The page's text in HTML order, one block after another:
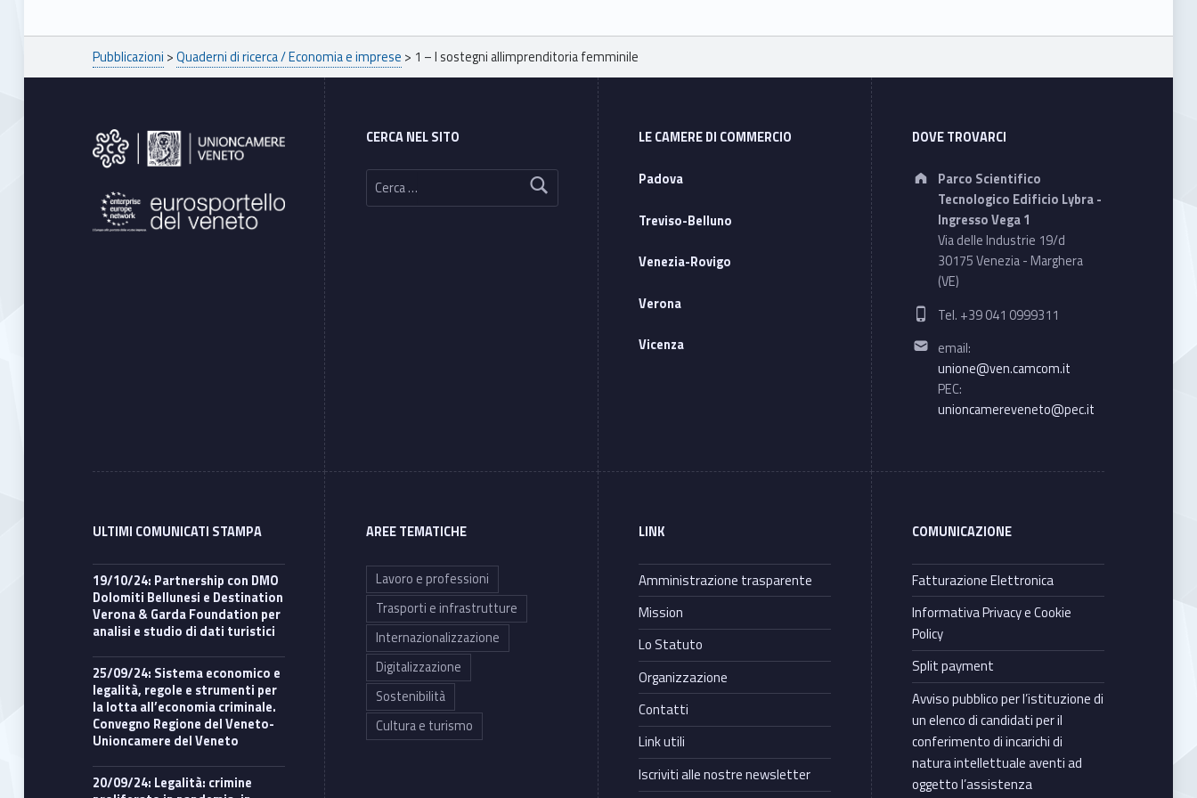
Breadcrumbs navigation
Pubblicazioni >Quaderni di ricerca / Economia e imprese > 1 – I sostegni allimprenditoria femminile
Footer sidebar
CERCA NEL SITO
Ricerca per:
LE CAMERE DI COMMERCIO
Padova
Treviso-Belluno
Venezia-Rovigo
Verona
Vicenza
DOVE TROVARCI
Address:
Parco Scientifico
Tecnologico Edificio Lybra -
Ingresso Vega 1
Via delle Industrie 19/d
30175 Venezia - Marghera
(VE)
Phone number:
Tel. +39 041 0999311
Email address:
email:
unione@ven.camcom.it
PEC:
unioncamereveneto@pec.it
ULTIMI COMUNICATI STAMPA
19/10/24: Partnership con DMO
Dolomiti Bellunesi e Destination
Verona & Garda Foundation per
analisi e studio di dati turistici
25/09/24: Sistema economico e
legalità, regole e strumenti per
la lotta all’economia criminale.
Convegno Regione del Veneto-
Unioncamere del Veneto
20/09/24: Legalità: crimine
AREE TEMATICHE
Lavoro e professioni
Trasporti e infrastrutture
Internazionalizzazione
Digitalizzazione
Sostenibilità
Cultura e turismo
LINK
Amministrazione trasparente
Mission
Lo Statuto
Organizzazione
Contatti
Link utili
Iscriviti alle nostre newsletter
COMUNICAZIONE
Fatturazione Elettronica
Informativa Privacy e Cookie
Policy
Split payment
Avviso pubblico per l’istituzione di
un elenco di candidati per il
conferimento di incarichi di
natura intellettuale aventi ad
oggetto l’assistenza